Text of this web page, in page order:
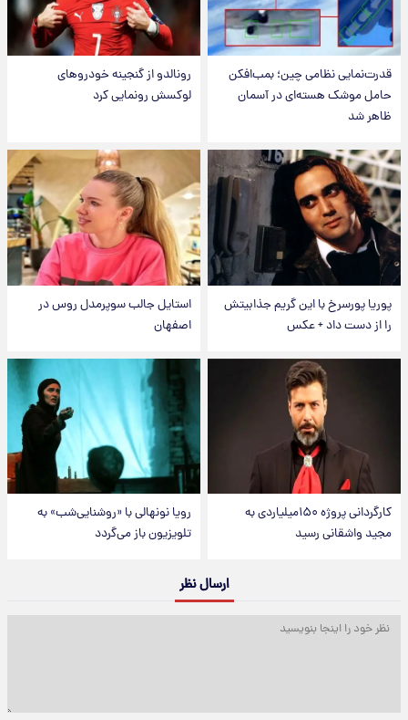
قدرت‌نمایی نظامی چین؛ بمب‌افکن
حامل موشک هسته‌ای در آسمان
ظاهر شد
رونالدو از گنجینه خودروهای
لوکسش رونمایی کرد
پوریا پورسرخ با این گریم جذابیتش
را از دست داد + عکس
استایل جالب سوپرمدل روس در
اصفهان
کارگردانی پروژه ۱۵۰میلیاردی به
مجید واشقانی رسید
رویا نونهالی با «روشنایی‌شب» به
تلویزیون باز می‌گردد
ارسال نظر